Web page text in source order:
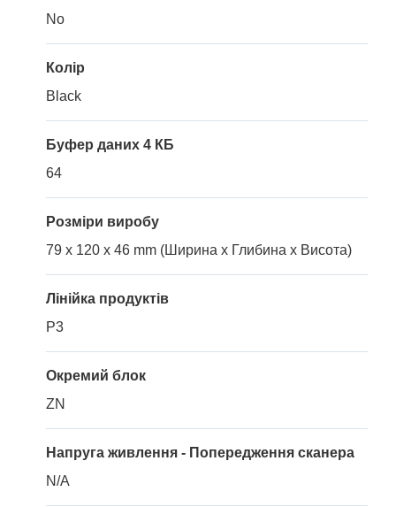
No
Колір
Black
Буфер даних 4 КБ
64
Розміри виробу
79 x 120 x 46 mm (Ширина x Глибина x Висота)
Лінійка продуктів
P3
Окремий блок
ZN
Напруга живлення - Попередження сканера
N/A